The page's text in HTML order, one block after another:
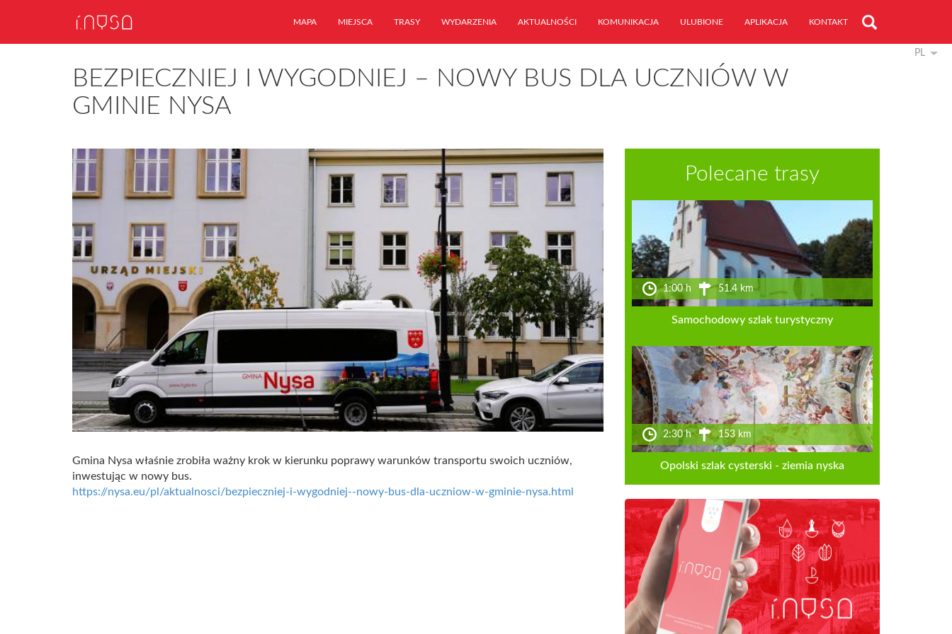
MAPA MIEJSCA TRASY WYDARZENIA AKTUALNOŚCI KOMUNIKACJA ULUBIONE APLIKACJA KONTAKT
PL
BEZPIECZNIEJ I WYGODNIEJ – NOWY BUS DLA UCZNIÓW W
GMINIE NYSA
Gmina Nysa właśnie zrobiła ważny krok w kierunku poprawy warunków transportu swoich uczniów,
inwestując w nowy bus.
https://nysa.eu/pl/aktualnosci/bezpieczniej-i-wygodniej--nowy-bus-dla-uczniow-w-gminie-nysa.html
Polecane trasy
1:00 h 51.4 km
Samochodowy szlak turystyczny
2:30 h 153 km
Opolski szlak cysterski - ziemia nyska